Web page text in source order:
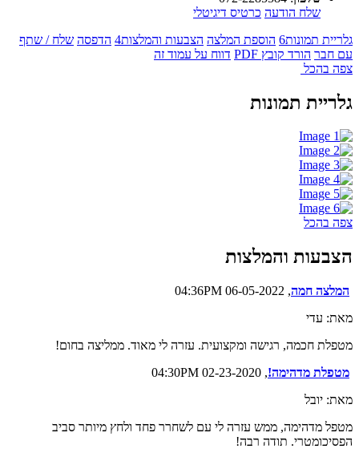
שלח הודעה כרטיס דיגיטלי
גלריית תמונות6 הוספת המלצה הצבעות והמלצות4 הדפסה שלח / שתף
עם חבר הורד קובץ PDF
דווח על עמוד זה
צפה בהכל
גלריית תמונות
צפה בהכל
הצבעות והמלצות
המלצה חמה, 06-05-2022 04:36PM
מאת: עדי
מטפלת חכמה, רגישה ומקצועית. עזרה לי מאוד. ממליצה בחום!
מטפלת מדהימה!, 02-23-2020 04:30PM
מאת: יובל
מטפל מדהימה, ממש עזרה לי עם לשחרר פחד ולחץ מיותר סביב
הפסיכומטרי. תודה רבה!